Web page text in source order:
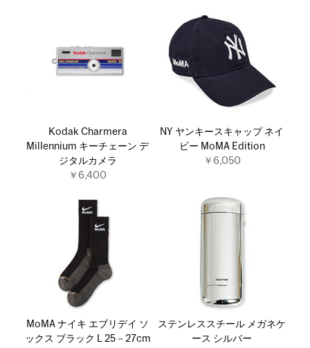
Kodak Charmera
Millennium キーチェーン デ
ジタルカメラ
￥6,400
NY ヤンキースキャップ ネイ
ビー MoMA Edition
￥6,050
MoMA ナイキ エブリデイ ソ
ックス ブラック L 25－27cm
ステンレススチール メガネケ
ース シルバー